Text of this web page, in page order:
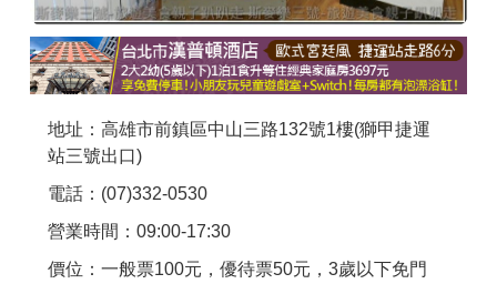
APP下載
地址：高雄市前鎮區中山三路132號1樓(獅甲捷運
站三號出口)
電話：(07)332-0530
營業時間：09:00-17:30
價位：一般票100元，優待票50元，3歲以下免門